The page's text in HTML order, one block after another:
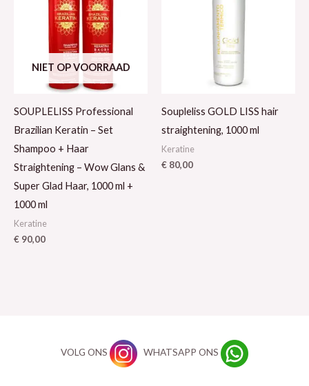
NIET OP VOORRAAD
SOUPLELISS Professional
Brazilian Keratin – Set
Shampoo + Haar
Straightening – Wow Glans &
Super Glad Haar, 1000 ml +
1000 ml
Keratine
€ 90,00
Soupleliss GOLD LISS hair
straightening, 1000 ml
Keratine
€ 80,00
VOLG ONS WHATSAPP ONS